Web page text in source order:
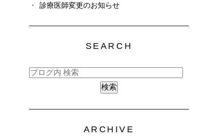
診療医師変更のお知らせ
SEARCH
ARCHIVE